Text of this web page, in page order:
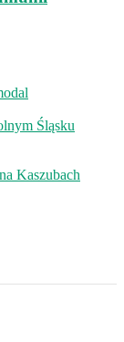
Śląsku
Kaszubach